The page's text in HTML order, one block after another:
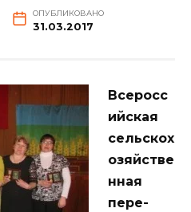
ОПУБЛИКОВАНО
31.03.2017
Всеросс
ийская
сельскох
озяйстве
нная
пере­